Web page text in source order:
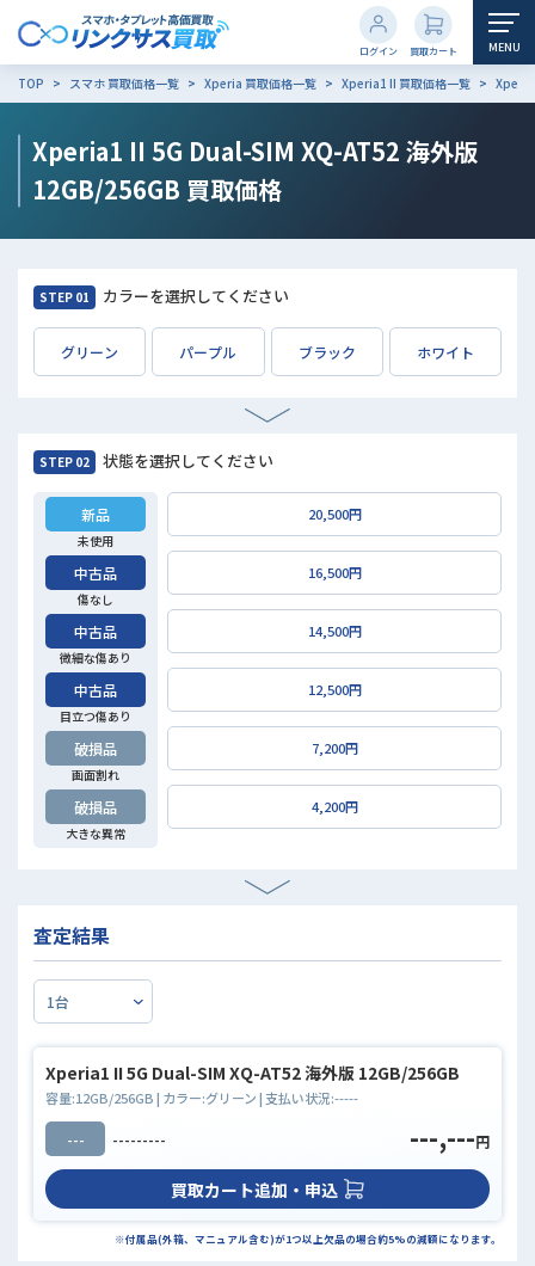
買取カート
ログイン MENU
TOP スマホ 買取価格一覧 Xperia 買取価格一覧 Xperia1 II 買取価格一覧
Xperia1 II 5G Dual-SIM XQ-AT52 海外版
12GB/256GB 買取価格
STEP 01 カラーを選択してください
グリーン パープル ブラック ホワイト
STEP 02 状態を選択してください
新品
未使用
中古品
傷なし
中古品
微細な傷あり
中古品
目立つ傷あり
破損品
画面割れ
破損品
大きな異常
20,500円
16,500円
14,500円
12,500円
7,200円
4,200円
査定結果
Xperia1 II 5G Dual-SIM XQ-AT52 海外版 12GB/256GB
容量:12GB/256GB| カラー:グリーン| 支払い状況:-----
--- --------- ---,---円
買取カート追加・申込
※付属品(外箱、マニュアル含む)が1つ以上欠品の場合約5%の減額になります。